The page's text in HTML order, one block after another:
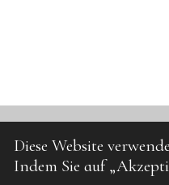
Diese Website
Indem Sie auf
©